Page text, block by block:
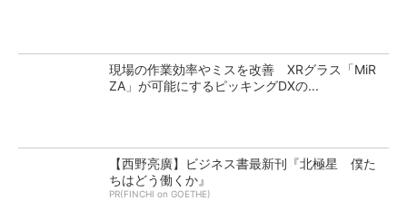
現場の作業効率やミスを改善 XRグラス「MiR
ZA」が可能にするピッキングDXの...
【西野亮廣】ビジネス書最新刊『北極星 僕た
ちはどう働くか』
PR(FINCHI on GOETHE)